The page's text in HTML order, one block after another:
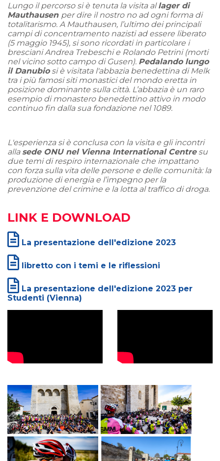
Lungo il percorso si è tenuta la visita allager di
Mauthausen per dire il nostro no ad ogni forma di
totalitarismo. A Mauthausen, l’ultimo dei principali
campi di concentramento nazisti ad essere liberato
(5 maggio 1945), si sono ricordati in particolare i
bresciani Andrea Trebeschi e Rolando Petrini (morti
nel vicino sotto campo di Gusen). Pedalando lungo
il Danubiosi è visitata l'abbazia benedettina di Melk
tra i più famosi siti monastici del mondo eretta in
posizione dominante sulla città. L’abbazia è un raro
esempio di monastero benedettino attivo in modo
continuo fin dalla sua fondazione nel 1089.
L'esperienza si è conclusa con la visita e gli incontri
alla sede ONU nel Vienna International Centresu
due temi di respiro internazionale che impattano
con forza sulla vita delle persone e delle comunità: la
produzione di energia e l’impegno per la
prevenzione del crimine e la lotta al traffico di droga.
LINK E DOWNLOAD
La presentazione dell'edizione 2023
libretto con i temi e le riflessioni
La presentazione dell'edizione 2023 per
Studenti (Vienna)